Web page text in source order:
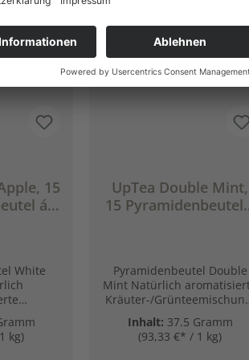
15
á
White
+
Koffein
kg)
% Rabatt
UpTea Double Mint,
15 Pyramidenbeutel
Pyramidenbeutel Double
Mint Natürlich
Kräuter-/
Krauseminze /
Pfefferminze⚡ Weißtee +
extra Koffein, 120 mg Koffein
Inhalt: 37.5 Gramm
(93,33 €* / 1 kg)